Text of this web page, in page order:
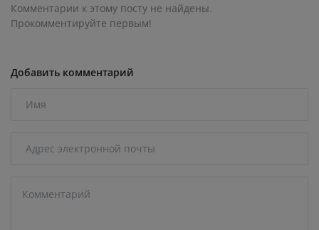
Комментарии к этому посту не найдены.
Прокомментируйте первым!
Добавить комментарий